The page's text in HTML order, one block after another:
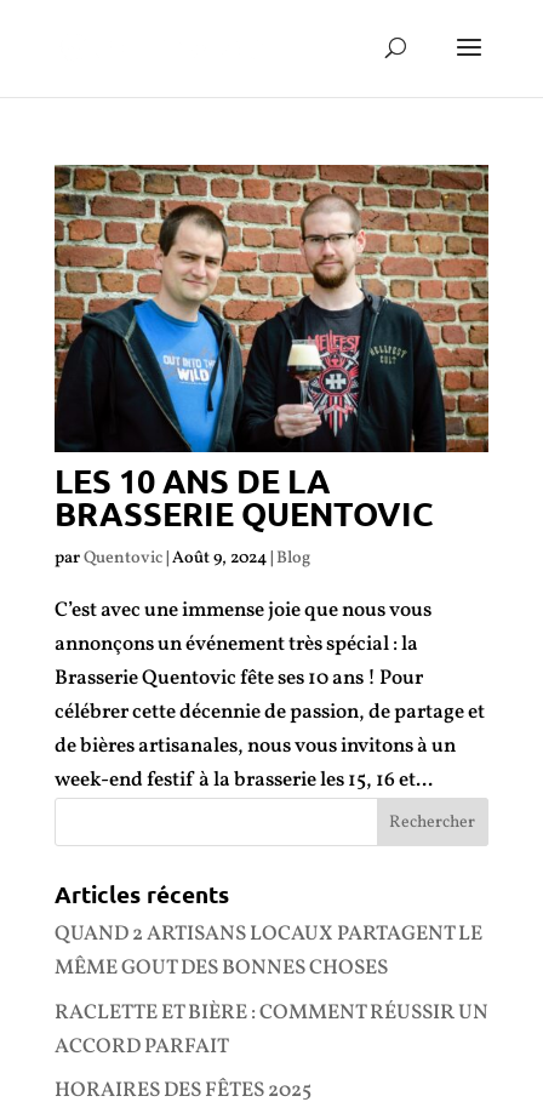
LES 10 ANS DE LA
BRASSERIE QUENTOVIC
parQuentovic| Août 9, 2024| Blog
C’est avec une immense joie que nous vous
annonçons un événement très spécial : la
Brasserie Quentovic fête ses 10 ans ! Pour
célébrer cette décennie de passion, de partage et
de bières artisanales, nous vous invitons à un
week-end festif à la brasserie les 15, 16 et...
Articles récents
QUAND 2 ARTISANS LOCAUX PARTAGENT LE
MÊME GOUT DES BONNES CHOSES
RACLETTE ET BIÈRE : COMMENT RÉUSSIR UN
ACCORD PARFAIT
HORAIRES DES FÊTES 2025